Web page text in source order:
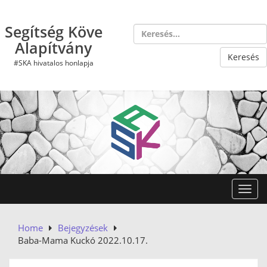
content
Segítség Köve
Alapítvány
#SKA hivatalos honlapja
Home
Bejegyzések
Baba-Mama Kuckó 2022.10.17.